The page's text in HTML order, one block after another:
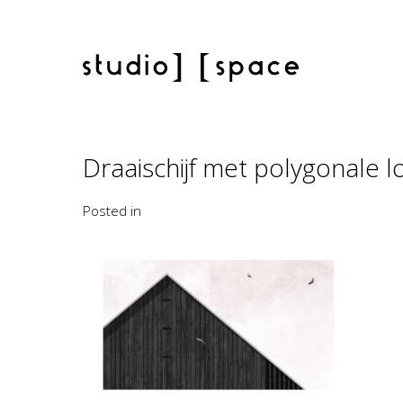
Draaischijf met polygonale
Posted in